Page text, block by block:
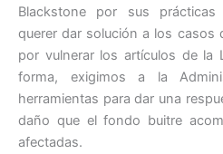
Blackstone por sus
querer dar solución a los casos
por vulnerar los artículos de la
forma, exigimos a la
herramientas para dar una
daño que el fondo buitre
afectadas.